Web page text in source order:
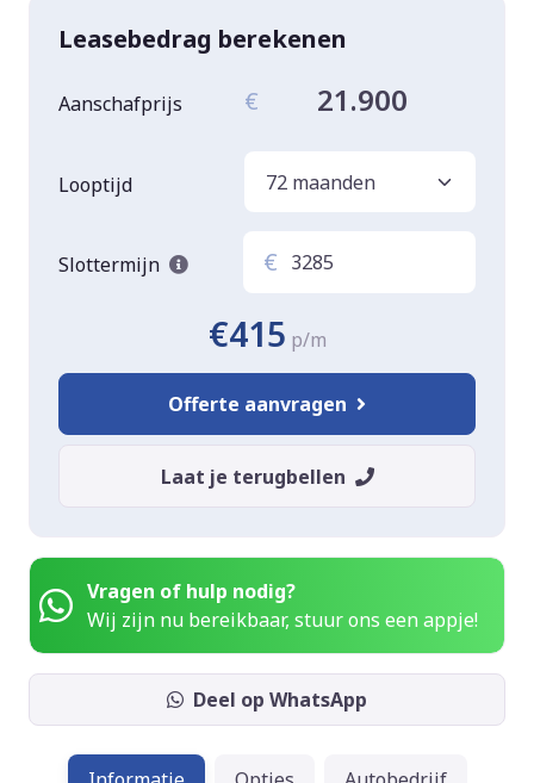
Leasebedrag berekenen
Aanschafprijs € 21.900
Looptijd
Slottermijn €
€415 p/m
Offerte aanvragen
Laat je terugbellen
Vragen of hulp nodig?
Wij zijn nu bereikbaar, stuur ons een appje!
Deel op WhatsApp